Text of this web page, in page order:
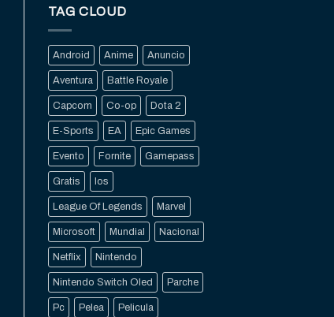
TAG CLOUD
Android Anime Anuncio
Aventura Battle Royale
Capcom Co-op Dota 2
E-Sports EA Epic Games
Evento Fornite Gamepass
Gratis Ios
League Of Legends Marvel
Microsoft Mundial Nacional
Netflix Nintendo
Nintendo Switch Oled Parche
Pc Pelea Pelicula